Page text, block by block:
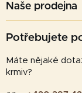
Naše prodejna
Potřebujete
Máte nějaké
krmiv?